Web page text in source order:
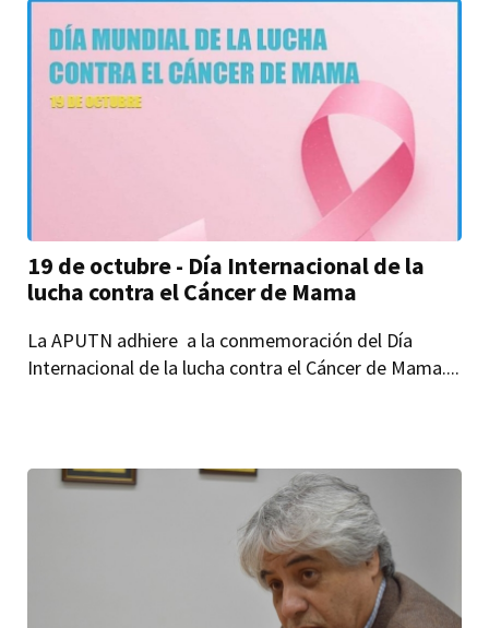
19 de octubre - Día Internacional de la
lucha contra el Cáncer de Mama
La APUTN adhiere a la conmemoración del Día
Internacional de la lucha contra el Cáncer de Mama....